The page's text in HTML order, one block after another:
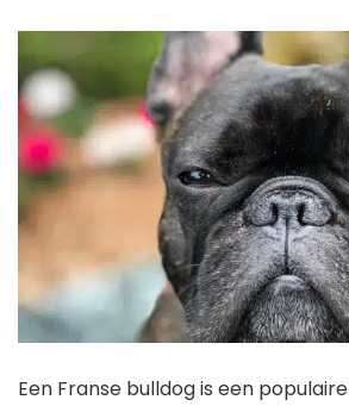
Een Franse bulldog is een